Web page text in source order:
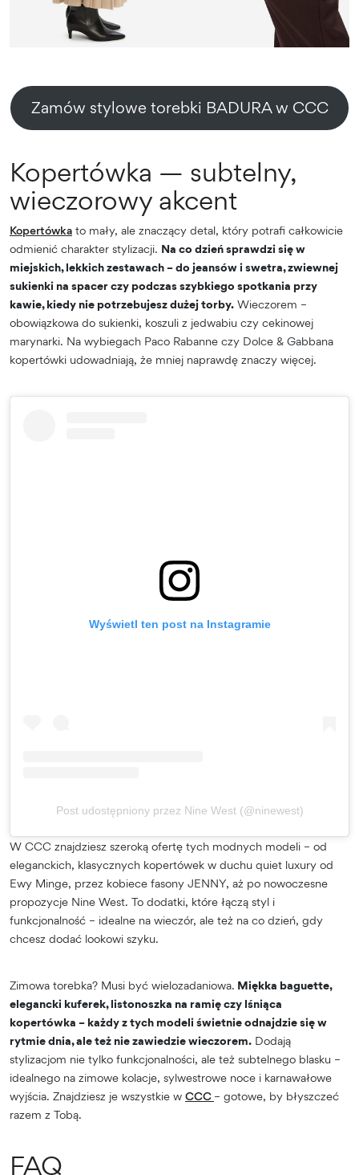
Zamów stylowe torebki BADURA w CCC
Kopertówka — subtelny,
wieczorowy akcent
Kopertówka to mały, ale znaczący detal, który potrafi całkowicie
odmienić charakter stylizacji. Na co dzień sprawdzi się w
miejskich, lekkich zestawach – do jeansów i swetra, zwiewnej
sukienki na spacer czy podczas szybkiego spotkania przy
kawie, kiedy nie potrzebujesz dużej torby. Wieczorem –
obowiązkowa do sukienki, koszuli z jedwabiu czy cekinowej
marynarki. Na wybiegach Paco Rabanne czy Dolce & Gabbana
kopertówki udowadniają, że mniej naprawdę znaczy więcej.
Wyświetl ten post na Instagramie
Post udostępniony przez Nine West (@ninewest)
W CCC znajdziesz szeroką ofertę tych modnych modeli – od
eleganckich, klasycznych kopertówek w duchu quiet luxury od
Ewy Minge, przez kobiece fasony JENNY, aż po nowoczesne
propozycje Nine West. To dodatki, które łączą styl i
funkcjonalność – idealne na wieczór, ale też na co dzień, gdy
chcesz dodać lookowi szyku.
Zimowa torebka? Musi być wielozadaniowa. Miękka baguette,
elegancki kuferek, listonoszka na ramię czy lśniąca
kopertówka – każdy z tych modeli świetnie odnajdzie się w
rytmie dnia, ale też nie zawiedzie wieczorem. Dodają
stylizacjom nie tylko funkcjonalności, ale też subtelnego blasku –
idealnego na zimowe kolacje, sylwestrowe noce i karnawałowe
wyjścia. Znajdziesz je wszystkie w CCC – gotowe, by błyszczeć
razem z Tobą.
FAQ